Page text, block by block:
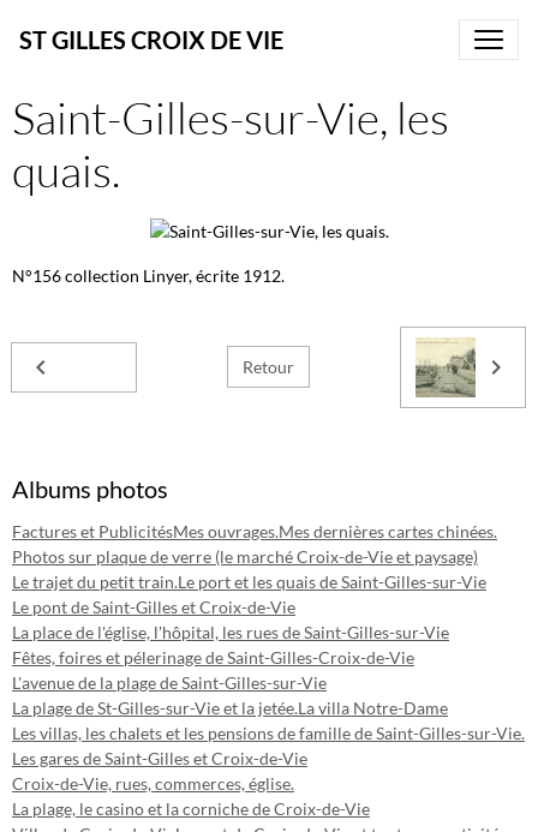
ST GILLES CROIX DE VIE
Saint-Gilles-sur-Vie, les
quais.
N°156 collection Linyer, écrite 1912.
Retour
Albums photos
Factures et PublicitésMes ouvrages.Mes dernières cartes chinées.
Photos sur plaque de verre (le marché Croix-de-Vie et paysage)
Le trajet du petit train.Le port et les quais de Saint-Gilles-sur-Vie
Le pont de Saint-Gilles et Croix-de-Vie
La place de l'église, l'hôpital, les rues de Saint-Gilles-sur-Vie
Fêtes, foires et pélerinage de Saint-Gilles-Croix-de-Vie
L'avenue de la plage de Saint-Gilles-sur-Vie
La plage de St-Gilles-sur-Vie et la jetée.La villa Notre-Dame
Les villas, les chalets et les pensions de famille de Saint-Gilles-sur-Vie.
Les gares de Saint-Gilles et Croix-de-Vie
Croix-de-Vie, rues, commerces, église.
La plage, le casino et la corniche de Croix-de-Vie